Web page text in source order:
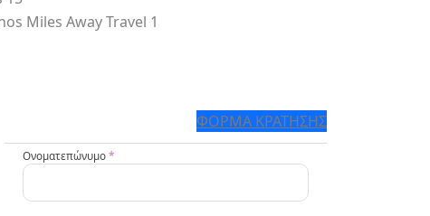
ΦΟΡΜΑ ΚΡΑΤΗΣΗΣ
Diamoni
GR
Ονοματεπώνυμο*